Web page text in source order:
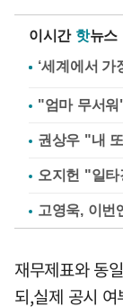
이시간 핫뉴스
"엄마 무서
권상우 "내
오지헌 "일
고영욱, 이
재무제표와 동
되,실제 공시